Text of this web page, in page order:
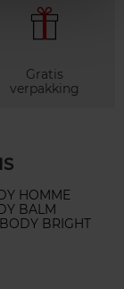
Gratis
verpakking
HOMME
BALM
BODY BRIGHT